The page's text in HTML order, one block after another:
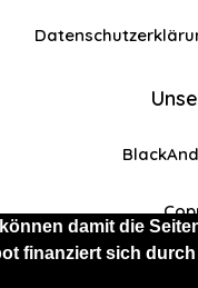
damit die
finanziert sich
eingeschränkten